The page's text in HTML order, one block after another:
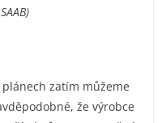
zatím můžeme
že výrobce